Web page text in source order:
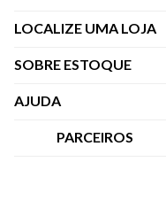
LOCALIZE UMA LOJA
SOBRE ESTOQUE
Quem Somos
AJUDA
Central de Atendimento
PARCEIROS